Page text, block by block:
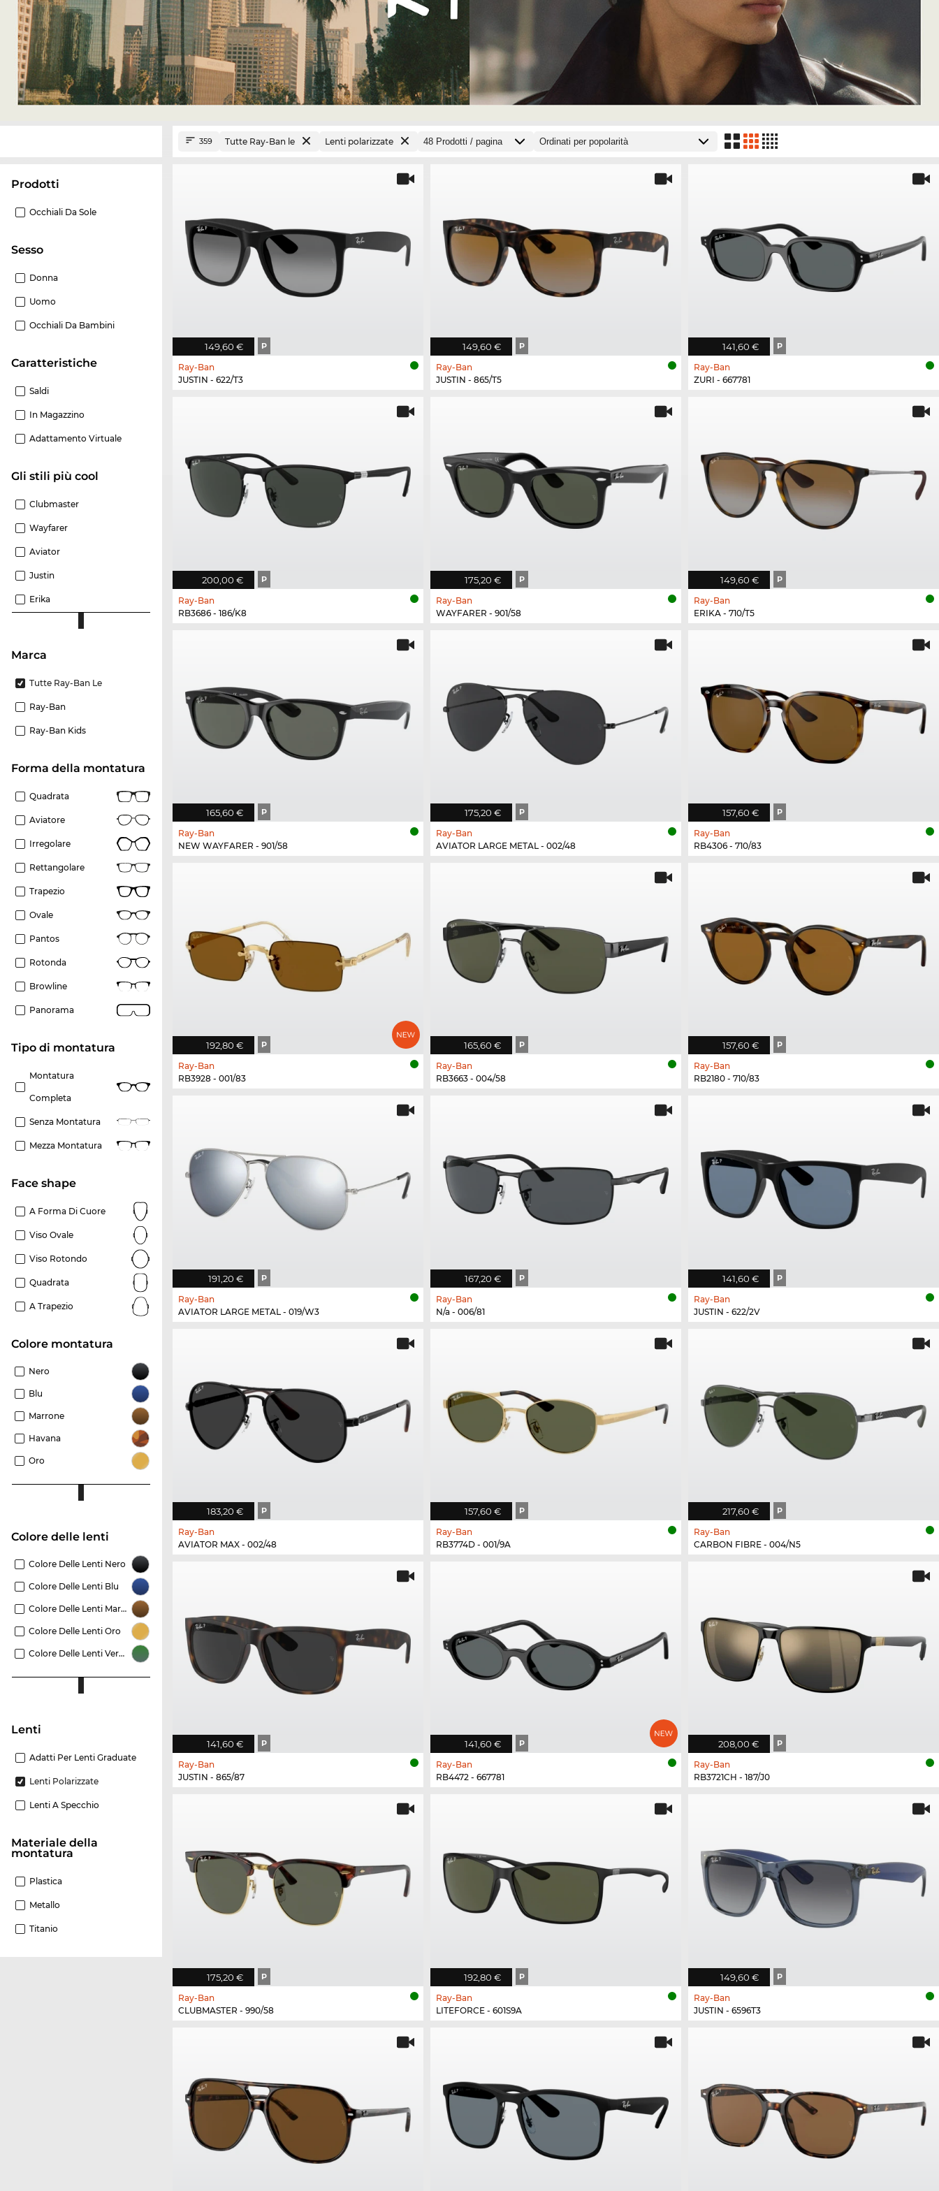
Prodotti
Occhiali Da Sole
Sesso
Donna
Uomo
Occhiali Da Bambini
Caratteristiche
Saldi
In Magazzino
Adattamento Virtuale
Gli stili più cool
Clubmaster
Wayfarer
Aviator
Justin
Erika
Marca
Tutte Ray-Ban Le
Ray-Ban
Ray-Ban Kids
forma della montatura
Quadrata
Aviatore
Irregolare
Rettangolare
Trapezio
Ovale
Pantos
Rotonda
Browline
Panorama
Tipo di montatura
Montatura
Completa
Senza Montatura
Mezza Montatura
Face shape
A Forma Di Cuore
Viso Ovale
Viso Rotondo
Quadrata
A Trapezio
Colore montatura
Nero
Blu
Marrone
Havana
Oro
Colore delle lenti
Colore Delle Lenti Nero
Colore Delle Lenti Blu
Colore Delle Lenti Marrone
Colore Delle Lenti Oro
Colore Delle Lenti Verde
Lenti
Adatti Per Lenti Graduate
Lenti Polarizzate
Lenti A Specchio
Materiale della
montatura
Plastica
Metallo
Titanio
359 Tutte Ray-Ban le Lenti polarizzate
149,60 € P
Ray-Ban
JUSTIN - 622/T3
149,60 € P
Ray-Ban
JUSTIN - 865/T5
141,60 € P
Ray-Ban
ZURI - 667781
200,00 € P
Ray-Ban
RB3686 - 186/K8
175,20 € P
Ray-Ban
WAYFARER - 901/58
149,60 € P
Ray-Ban
ERIKA - 710/T5
165,60 € P
Ray-Ban
NEW WAYFARER - 901/58
175,20 € P
Ray-Ban
AVIATOR LARGE METAL - 002/48
157,60 € P
Ray-Ban
RB4306 - 710/83
192,80 € P
Ray-Ban
RB3928 - 001/83
165,60 € P
Ray-Ban
RB3663 - 004/58
157,60 € P
Ray-Ban
RB2180 - 710/83
191,20 € P
Ray-Ban
AVIATOR LARGE METAL - 019/W3
167,20 € P
Ray-Ban
N/a - 006/81
141,60 € P
Ray-Ban
JUSTIN - 622/2V
183,20 € P
Ray-Ban
AVIATOR MAX - 002/48
157,60 € P
Ray-Ban
RB3774D - 001/9A
217,60 € P
Ray-Ban
CARBON FIBRE - 004/N5
141,60 € P
Ray-Ban
JUSTIN - 865/87
141,60 € P
Ray-Ban
RB4472 - 667781
208,00 € P
Ray-Ban
RB3721CH - 187/J0
175,20 € P
Ray-Ban
CLUBMASTER - 990/58
192,80 € P
Ray-Ban
LITEFORCE - 601S9A
149,60 € P
Ray-Ban
JUSTIN - 6596T3